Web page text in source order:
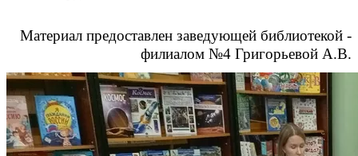
Материал предоставлен заведующей библиотекой -
филиалом №4 Григорьевой А.В.